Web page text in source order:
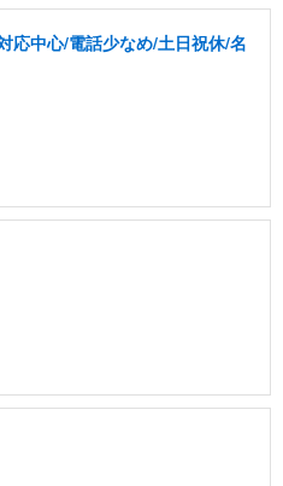
応中心/電話少なめ/土日祝休/名